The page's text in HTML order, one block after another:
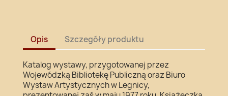
Opis Szczegóły produktu
Katalog wystawy, przygotowanej przez
Wojewódzką Bibliotekę Publiczną oraz Biuro
Wystaw Artystycznych w Legnicy,